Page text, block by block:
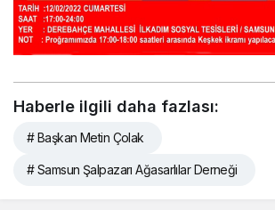
Haberle ilgili daha fazlası:
# Başkan Metin Çolak
# Samsun Şalpazarı Ağasarlılar Derneği